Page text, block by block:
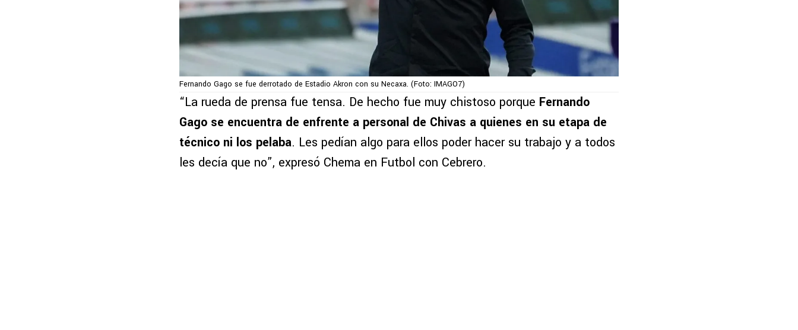
Fernando Gago se fue derrotado de Estadio Akron con su Necaxa. (Foto: IMAGO7)
“La rueda de prensa fue tensa. De hecho fue muy chistoso porque Fernando
Gago se encuentra de enfrente a personal de Chivas a quienes en su etapa de
técnico ni los pelaba. Les pedían algo para ellos poder hacer su trabajo y a todos
les decía que no”, expresó Chema en Futbol con Cebrero.